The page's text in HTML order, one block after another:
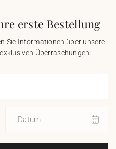
erste Bestellung
Sie Informationen über unsere
Überraschungen.
Datum